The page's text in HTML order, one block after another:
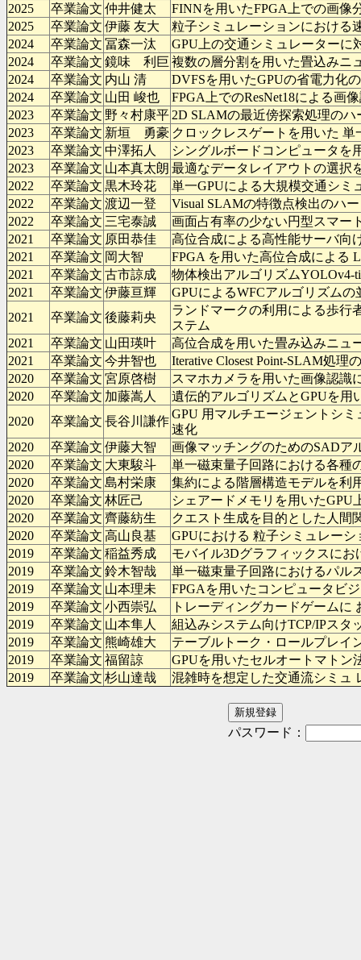
2025
卒業論文 仲井健太
FINNを用いたFPGA上での画像
2025
卒業論文 伊藤 友大
粒子シミュレーションにおける
2024
卒業論文 冨森一汰
GPU上の交通シミュレーターに
2024
卒業論文 鏡味 利巨 複数の層分割を用いた畳込みニ
2024
卒業論文 内山 清
DVFSを用いたGPUの省電力化
2024
卒業論文 山田 峻也
FPGA上でのResNet18による画
2023
卒業論文 野々村康平 2D SLAMの最近傍探索処理のハ
2023
卒業論文 新垣 勇豪 クロックレスゲートを用いた
2023
卒業論文 中澤拓人
シングルボードコンピュータを
2023
卒業論文 山本真太朗 最適なデータレイアウトの選択
2022
卒業論文 黒木玲花
単一GPUによる大規模交通シミ
2022
卒業論文 渡辺一登
Visual SLAMの特徴点検出のハ
2022
卒業論文 三宅泰誠
画面占有率の少ない円型スマー
2021
卒業論文 原田恭佳
高位合成による高性能サーバ向
2021
卒業論文 岡大智
FPGA を用いた高位合成による
2021
卒業論文 古市諒成
物体検出アルゴリズムYOLOv4-
2021
卒業論文 伊藤亘輝
GPUによるWFCアルゴリズムの
2021
卒業論文 後藤莉央
ランドマークの利用による歩行
ステム
2021
卒業論文 山田瑛叶
高位合成を用いた畳み込みニュ
2021
卒業論文 今井智也
Iterative Closest Point-SLAM処理
2020
卒業論文 宮原啓樹
スマホカメラを用いた画像認識
2020
卒業論文 加藤嵩人
遺伝的アルゴリズムとGPUを用
2020
卒業論文 長谷川謙作
GPU 用マルチエージェントシ
速化
2020
卒業論文 伊藤大智
画像マッチングのためのSADア
2020
卒業論文 大東駿斗
単一磁束量子回路における各種
2020
卒業論文 島村栄康
集約による階層構造モデルを利
2020
卒業論文 林匠己
シェアードメモリを用いたGPU
2020
卒業論文 齊藤紡生
クエスト生成を目的とした人間
2020
卒業論文 高山良基
GPUにおける 粒子シミュレーシ
2019
卒業論文 稲益秀成
モバイル3Dグラフィックスに
2019
卒業論文 鈴木智哉
単一磁束量子回路におけるパル
2019
卒業論文 山本理未
FPGAを用いたコンピュータビ
2019
卒業論文 小西崇弘
トレーディングカードゲームに
2019
卒業論文 山本隼人
組込みシステム向けTCP/IPスタ
2019
卒業論文 熊崎雄大
テーブルトーク・ロールプレイ
2019
卒業論文 福留諒
GPUを用いたセルオートマトン
2019
卒業論文 杉山達哉 混雑時を想定した交通流シミュ
パスワード：